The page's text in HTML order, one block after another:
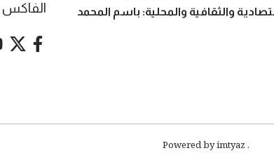
والثقافية والمحلية: باسم المحمد
الفاكس :
. Powered by imtyaz